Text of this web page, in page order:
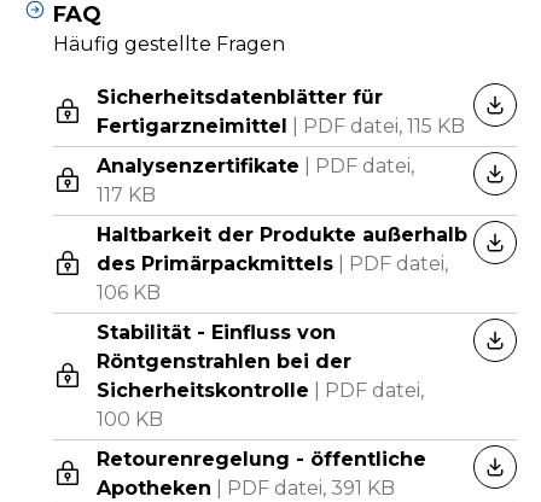
FAQ
Häufig gestellte Fragen
Sicherheitsdatenblätter für
Fertigarzneimittel
PDF datei, 115 KB
Analysenzertifikate
PDF datei,
117 KB
Haltbarkeit der Produkte außerhalb
des Primärpackmittels
PDF datei,
106 KB
Stabilität - Einfluss von
Röntgenstrahlen bei der
Sicherheitskontrolle
PDF datei,
100 KB
Retourenregelung - öffentliche
Apotheken
PDF datei, 391 KB